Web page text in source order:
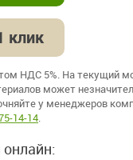
клик
НДС 5%. На текущий
может
у менеджеров
14-14